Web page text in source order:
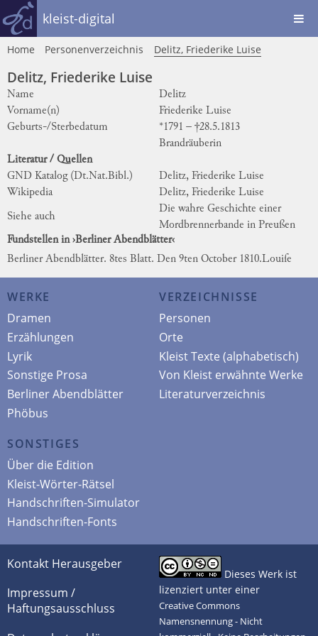
kleist-digital
Home Personenverzeichnis Delitz, Friederike Luise
Delitz, Friederike Luise
Name
Delitz
Vorname(n)
Friederike Luise
Geburts-/Sterbedatum
*1791 – †28.5.1813
Brandräuberin
Literatur / Quellen
GND Katalog (Dt.Nat.Bibl.)
Delitz, Friederike Luise
Wikipedia
Delitz, Friederike Luise
Siehe auch
Die wahre Geschichte einer
Mordbrennerbande in Preußen
Fundstellen in ›Berliner Abendblätter‹
Berliner Abendblätter. 8tes Blatt. Den 9ten October 1810.Louiſe
WERKE
Dramen
Erzählungen
Lyrik
Sonstige Prosa
Berliner Abendblätter
Phöbus
VERZEICHNISSE
Personen
Orte
Kleist Texte (alphabetisch)
Von Kleist erwähnte Werke
Literaturverzeichnis
SONSTIGES
Über die Edition
Kleist-Wörter-Rätsel
Handschriften-Simulator
Handschriften-Fonts
Kontakt Herausgeber
Impressum /
Haftungsausschluss
Dieses Werk ist
lizenziert unter einer
Creative Commons
Namensnennung - Nicht